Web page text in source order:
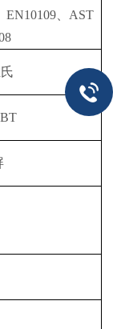
EN10109、 AST